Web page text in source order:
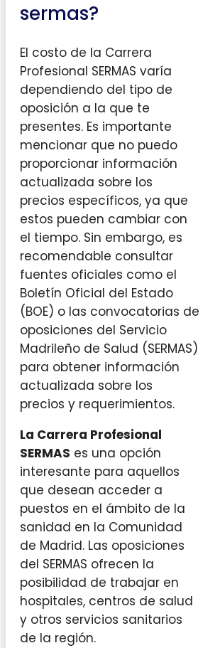
sermas?
El costo de la Carrera
Profesional SERMAS varía
dependiendo del tipo de
oposición a la que te
presentes. Es importante
mencionar que no puedo
proporcionar información
actualizada sobre los
precios específicos, ya que
estos pueden cambiar con
el tiempo. Sin embargo, es
recomendable consultar
fuentes oficiales como el
Boletín Oficial del Estado
(BOE) o las convocatorias de
oposiciones del Servicio
Madrileño de Salud (SERMAS)
para obtener información
actualizada sobre los
precios y requerimientos.
La Carrera Profesional
SERMAS es una opción
interesante para aquellos
que desean acceder a
puestos en el ámbito de la
sanidad en la Comunidad
de Madrid. Las oposiciones
del SERMAS ofrecen la
posibilidad de trabajar en
hospitales, centros de salud
y otros servicios sanitarios
de la región.